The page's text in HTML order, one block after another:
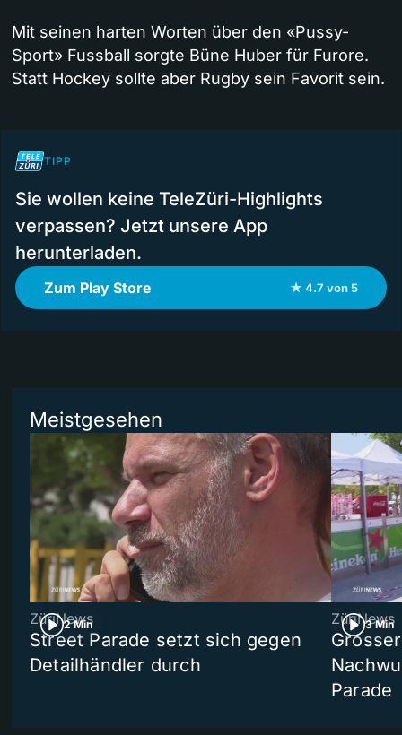
Mit seinen harten Worten über den «Pussy-
Sport» Fussball sorgte Büne Huber für Furore.
Statt Hockey sollte aber Rugby sein Favorit sein.
TIPP
Sie wollen keine TeleZüri-Highlights
verpassen? Jetzt unsere App
herunterladen.
Zum Play Store ★ 4.7 von 5
Meistgesehen
2 Min
ZüriNews
Street Parade setzt sich gegen
Detailhändler durch
3 Min
ZüriNews
Parade